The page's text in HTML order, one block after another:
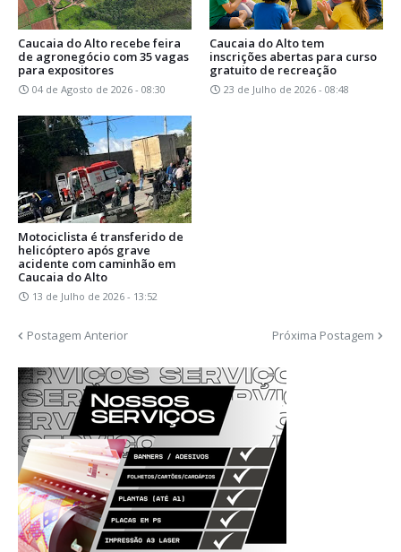
Caucaia do Alto recebe feira
de agronegócio com 35 vagas
para expositores
04 de Agosto de 2026 - 08:30
Caucaia do Alto tem
inscrições abertas para curso
gratuito de recreação
23 de Julho de 2026 - 08:48
Motociclista é transferido de
helicóptero após grave
acidente com caminhão em
Caucaia do Alto
13 de Julho de 2026 - 13:52
Postagem Anterior Próxima Postagem